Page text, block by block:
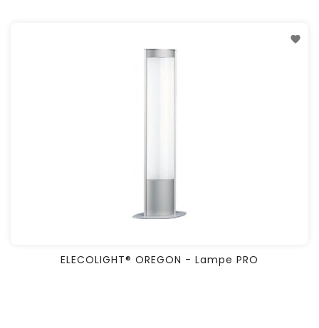
ELECOLIGHT® OREGON - Lampe PRO